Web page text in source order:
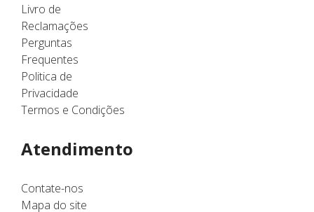
Livro de
Reclamações
Perguntas
Frequentes
Politica de
Privacidade
Termos e Condições
Atendimento
Contate-nos
Mapa do site